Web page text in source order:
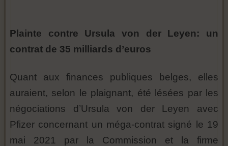
Plainte contre Ursula von der Leyen: un
contrat de 35 milliards d’euros
Quant aux finances publiques belges, elles
auraient, selon le plaignant, été lésées par les
négociations d’Ursula von der Leyen avec
Pfizer concernant un méga-contrat signé le 19
mai 2021 par la Commission et la firme